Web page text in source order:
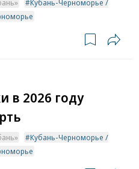
Кубань-Черноморье /
в 2026 году
Кубань-Черноморье /